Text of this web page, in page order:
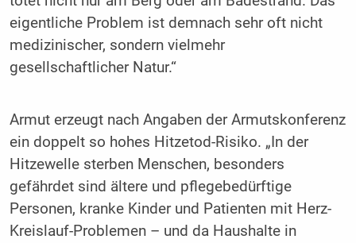
eigentliche Problem ist demnach sehr oft nicht
medizinischer, sondern vielmehr
gesellschaftlicher Natur.“
Armut erzeugt nach Angaben der Armutskonferenz
ein doppelt so hohes Hitzetod-Risiko. „In der
Hitzewelle sterben Menschen, besonders
gefährdet sind ältere und pflegebedürftige
Personen, kranke Kinder und Patienten mit Herz-
Kreislauf-Problemen – und da Haushalte in